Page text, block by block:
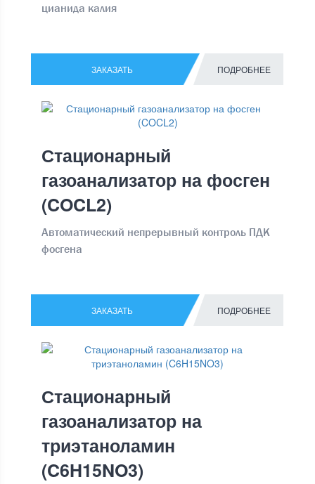
цианида калия
ЗАКАЗАТЬ ПОДРОБНЕЕ
Стационарный
газоанализатор на фосген
(COCL2)
Автоматический непрерывный контроль ПДК
фосгена
ЗАКАЗАТЬ ПОДРОБНЕЕ
Стационарный
газоанализатор на
триэтаноламин
(C6H15NO3)